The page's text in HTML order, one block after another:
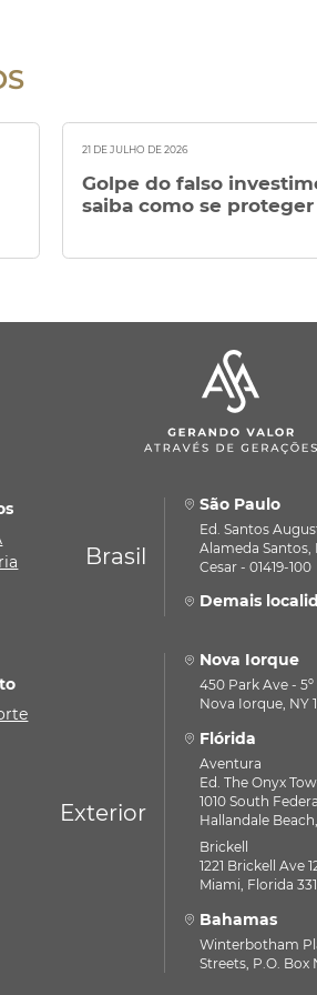
21 DE JULHO DE 2026
Golpe do falso
saiba como se proteger
Brasil
São Paulo
Ed. Santos
Alameda Santos,
Cesar - 01419-100
Demais
Exterior
Nova Iorque
450 Park Ave -
Nova Iorque, NY
Flórida
Aventura
Ed. The Onyx
1010 South
Hallandale
Brickell
1221 Brickell Ave
Miami, Florida
Bahamas
Winterbotham
Streets, P.O. Box